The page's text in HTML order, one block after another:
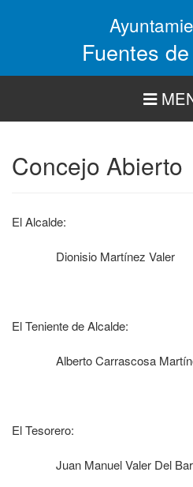
Fuentes
Concejo Abierto
El Alcalde:
Dionisio Martínez Valer
El Teniente de Alcalde:
Alberto Carrascosa
El Tesorero:
Juan Manuel Valer Del